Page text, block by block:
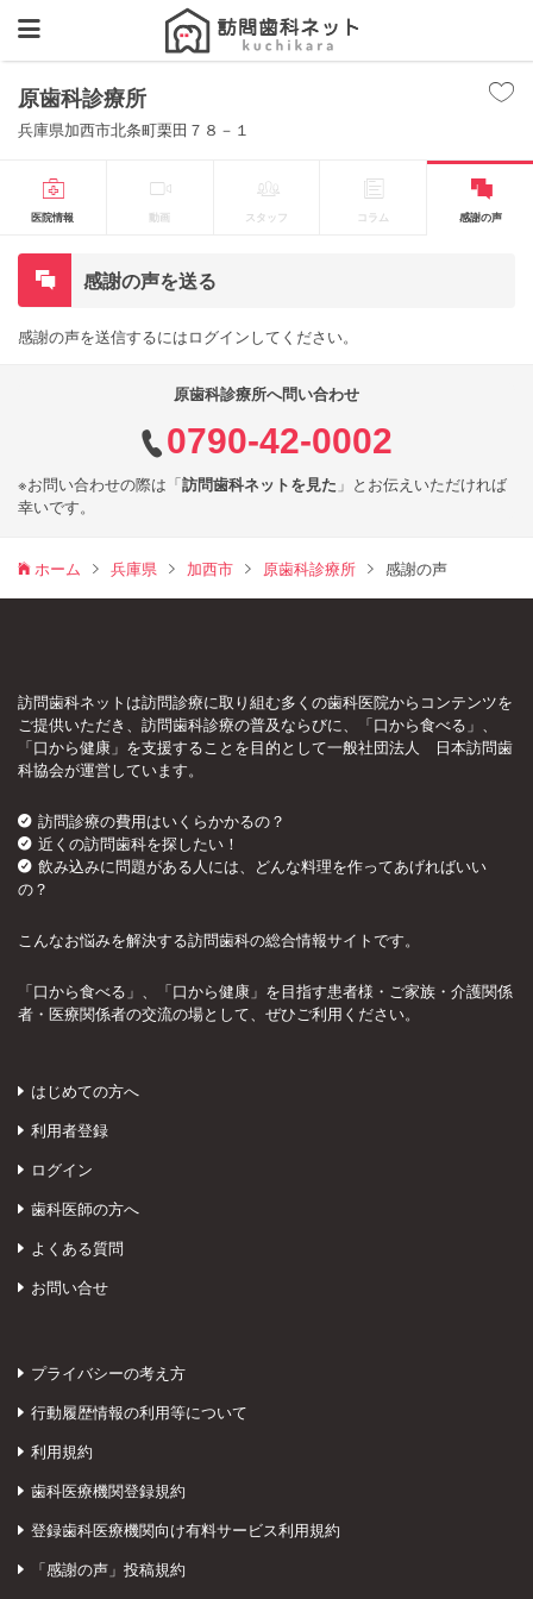
原歯科診療所
兵庫県加西市北条町栗田７８－１
医院情報 動画 スタッフ コラム 感謝の声
感謝の声を送る
感謝の声を送信するにはログインしてください。
原歯科診療所へ問い合わせ
0790-42-0002
※お問い合わせの際は「訪問歯科ネットを見た 」とお伝えいただければ
幸いです。
ホーム 兵庫県 加西市 原歯科診療所 感謝の声
訪問歯科ネットは訪問診療に取り組む多くの歯科医院からコンテンツを
ご提供いただき、訪問歯科診療の普及ならびに、「口から食べる」、
「口から健康」を支援することを目的として一般社団法人 日本訪問歯
科協会が運営しています。
訪問診療の費用はいくらかかるの？
近くの訪問歯科を探したい！
飲み込みに問題がある人には、どんな料理を作ってあげればいい
の？
こんなお悩みを解決する訪問歯科の総合情報サイトです。
「口から食べる」、「口から健康」を目指す患者様・ご家族・介護関係
者・医療関係者の交流の場として、ぜひご利用ください。
はじめての方へ
利用者登録
ログイン
歯科医師の方へ
よくある質問
お問い合せ
プライバシーの考え方
行動履歴情報の利用等について
利用規約
歯科医療機関登録規約
登録歯科医療機関向け有料サービス利用規約
「感謝の声」投稿規約